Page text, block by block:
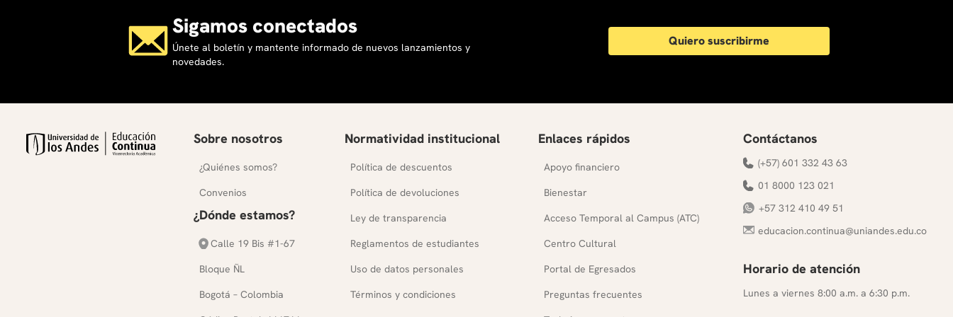
Sigamos conectados
Únete al boletín y mantente informado de nuevos lanzamientos y
novedades.
Quiero suscribirme
Sobre nosotros
¿Quiénes somos?
Convenios
¿Dónde estamos?
Calle 19 Bis #1-67
Bloque ÑL
Bogotá – Colombia
Normatividad institucional
Política de descuentos
Política de devoluciones
Ley de transparencia
Reglamentos de estudiantes
Uso de datos personales
Términos y condiciones
Enlaces rápidos
Apoyo financiero
Bienestar
Acceso Temporal al Campus (ATC)
Centro Cultural
Portal de Egresados
Preguntas frecuentes
Contáctanos
(+57) 601 332 43 63
01 8000 123 021
+57 312 410 49 51
educacion.continua@uniandes.edu.co
Horario de atención
Lunes a viernes 8:00 a.m. a 6:30 p.m.